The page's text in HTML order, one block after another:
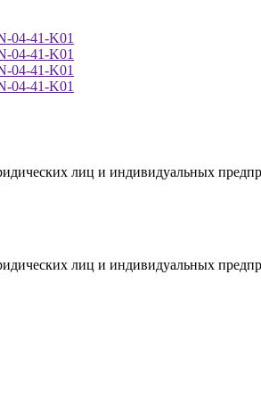
лиц и индивидуальных
лиц и индивидуальных